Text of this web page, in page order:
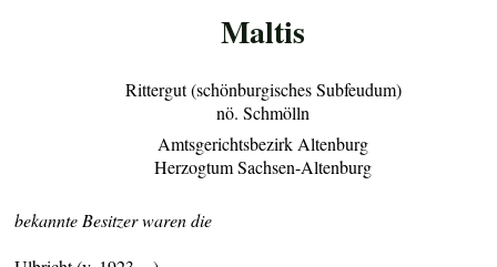
Maltis
Rittergut (schönburgisches Subfeudum)
nö. Schmölln
Amtsgerichtsbezirk Altenburg
Herzogtum Sachsen-Altenburg
bekannte Besitzer waren die